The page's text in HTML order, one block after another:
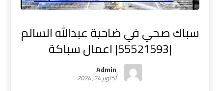
سباك صحي في ضاحية عبدالله السالم
|55521593| اعمال سباكة
Admin
أكتوبر 24, 2024